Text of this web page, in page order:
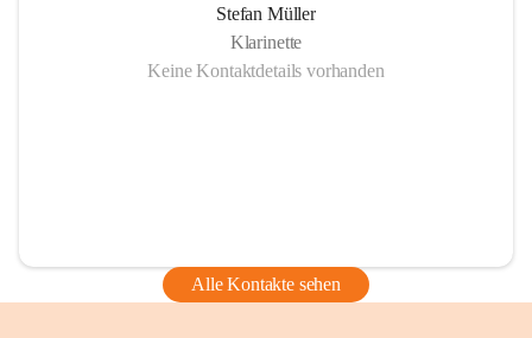
Stefan Müller
Klarinette
Keine Kontaktdetails vorhanden
Alle Kontakte sehen